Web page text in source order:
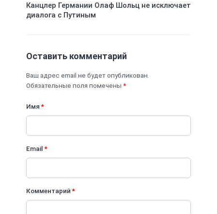
Канцлер Германии Олаф Шольц не исключает
диалога с Путиным
Оставить комментарий
Ваш адрес email не будет опубликован.
Обязательные поля помечены *
Имя*
Email*
Комментарий*